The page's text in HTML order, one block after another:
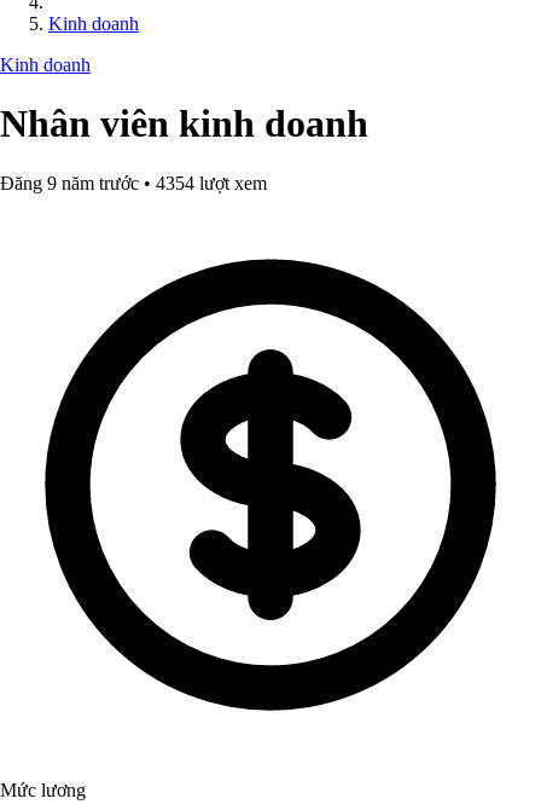
Kinh doanh
Kinh doanh
Nhân viên kinh doanh
Đăng 9 năm trước • 4354 lượt xem
Mức lương